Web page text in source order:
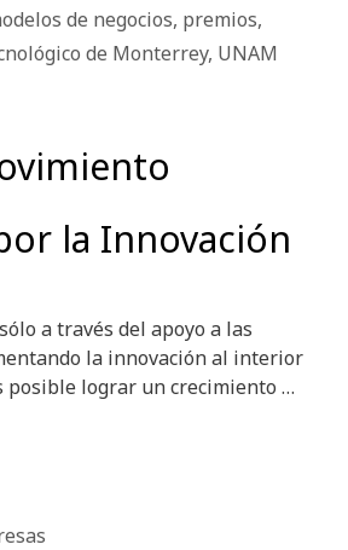
de negocios, premios,
de Monterrey, UNAM
la Innovación
a través del apoyo a las
la innovación al interior
posible lograr un crecimiento …